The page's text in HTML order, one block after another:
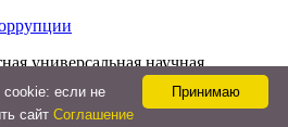
универсальная научная
Принимаю
если не
сайт Соглашение